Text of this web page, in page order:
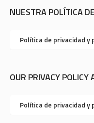
NUESTRA POLÍTICA
Política de privacidad
OUR PRIVACY
Política de privacidad